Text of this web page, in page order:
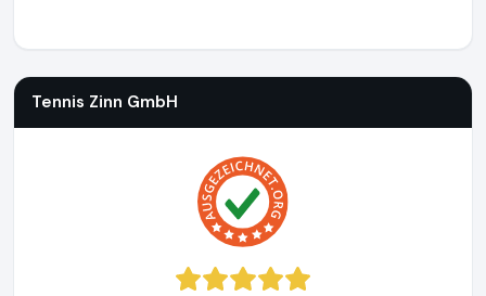
Tennis Zinn GmbH